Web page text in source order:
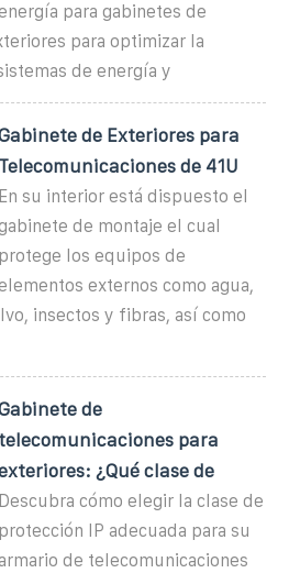
para gabinetes de
para optimizar la
de energía y
de Exteriores para
Telecomunicaciones de 41U
En su interior está dispuesto el
de montaje el cual
protege los equipos de
externos como agua,
insectos y fibras, así como
de
telecomunicaciones para
¿Qué clase de
Descubra cómo elegir la clase de
protección IP adecuada para su
armario de telecomunicaciones